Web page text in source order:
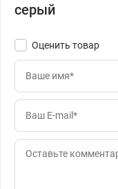
серый
Оценить товар